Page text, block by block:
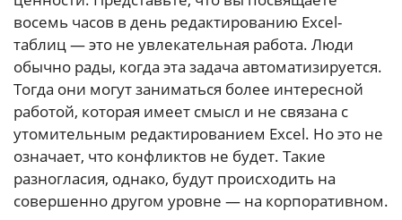
восемь часов в день редактированию Excel-
таблиц — это не увлекательная работа. Люди
обычно рады, когда эта задача автоматизируется.
Тогда они могут заниматься более интересной
работой, которая имеет смысл и не связана с
утомительным редактированием Excel. Но это не
означает, что конфликтов не будет. Такие
разногласия, однако, будут происходить на
совершенно другом уровне — на корпоративном.